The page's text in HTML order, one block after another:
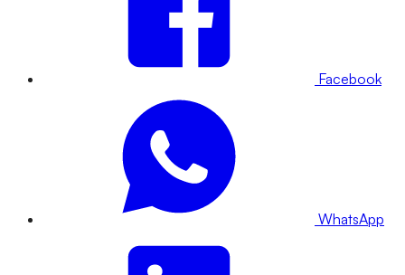
Facebook
WhatsApp